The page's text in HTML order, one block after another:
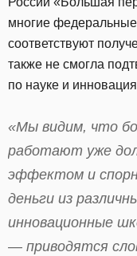
многие
соответствуют
также не смогла
по науке и
«Мы видим, что
работают уже
эффектом и
деньги из
инновационные
— приводятся